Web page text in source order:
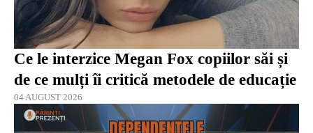
Ce le interzice Megan Fox copiilor săi și
de ce mulți îi critică metodele de educație
04 AUGUST 2026